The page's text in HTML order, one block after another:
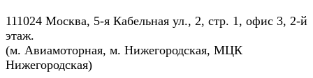
111024 Москва, 5-я Кабельная ул., 2, стр. 1, офис 3, 2-й
этаж.
(м. Авиамоторная, м. Нижегородская, МЦК
Нижегородская)